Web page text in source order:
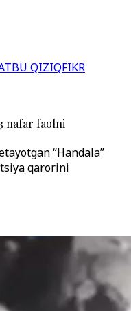
BU QIZIQFIKR
nafar faolni
“Handala”
qarorini